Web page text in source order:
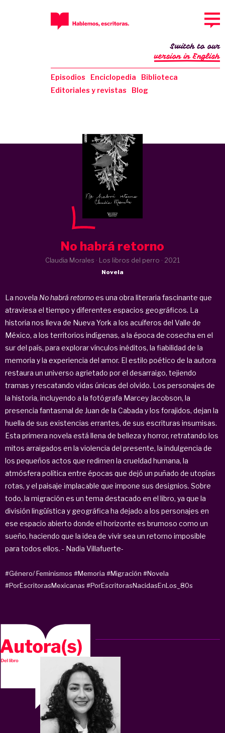
Episodios Enciclopedia
Biblioteca
Editoriales y revistas
Blog
Switch to our
version in English
No habrá retorno
Claudia Morales · Los libros del perro · 2021
Novela
La novela No habrá retornoes una obra literaria fascinante que
atraviesa el tiempo y diferentes espacios geográficos. La
historia nos lleva de Nueva York a los acuíferos del Valle de
México, a los territorios indígenas, a la época de cosecha en el
sur del país, para explorar vínculos inéditos, la fiabilidad de la
memoria y la experiencia del amor. El estilo poético de la autora
restaura un universo agrietado por el desarraigo, tejiendo
tramas y rescatando vidas únicas del olvido. Los personajes de
la historia, incluyendo a la fotógrafa Marcey Jacobson, la
presencia fantasmal de Juan de la Cabada y los forajidos, dejan la
huella de sus existencias errantes, de sus escrituras insumisas.
Esta primera novela está llena de belleza y horror, retratando los
mitos arraigados en la violencia del presente, la indulgencia de
los pequeños actos que redimen la crueldad humana, la
atmósfera política entre épocas que dejó un puñado de utopías
rotas, y el paisaje implacable que impone sus designios. Sobre
todo, la migración es un tema destacado en el libro, ya que la
división lingüística y geográfica ha dejado a los personajes en
ese espacio abierto donde el horizonte es brumoso como un
sueño, haciendo que la idea de vivir sea un retorno imposible
para todos ellos. - Nadia Villafuerte-
#Género/ Feminismos #Memoria #Migración #Novela
#PorEscritorasMexicanas #PorEscritorasNacidasEnLos_80s